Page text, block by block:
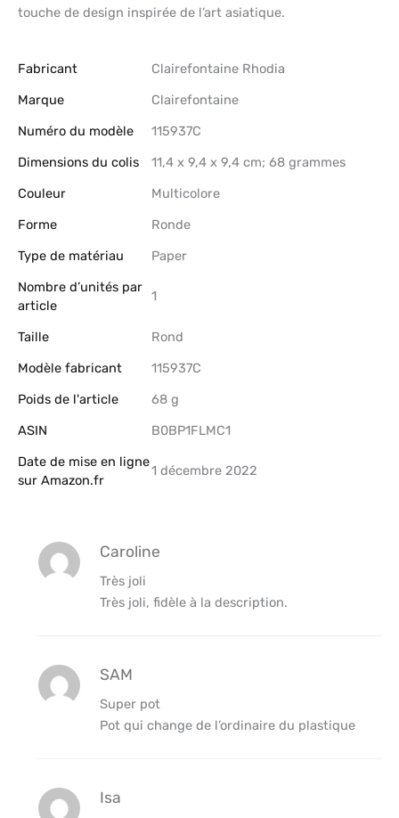
touche de design inspirée de l’art asiatique.
Fabricant
‎Clairefontaine Rhodia
Marque
‎Clairefontaine
Numéro du modèle
‎115937C
Dimensions du colis
‎11,4 x 9,4 x 9,4 cm; 68 grammes
Couleur
‎Multicolore
Forme
‎Ronde
Type de matériau
‎Paper
Nombre d’unités par
article
‎1
Taille
‎Rond
Modèle fabricant
‎115937C
Poids de l'article
‎68 g
ASIN
B0BP1FLMC1
Date de mise en ligne
sur Amazon.fr
1 décembre 2022
Caroline
Très joli
Très joli, fidèle à la description.
SAM
Super pot
Pot qui change de l’ordinaire du plastique
Isa